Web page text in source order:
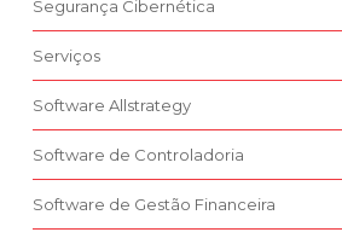
Segurança Cibernética
Serviços
Software Allstrategy
Software de Controladoria
Software de Gestão Financeira